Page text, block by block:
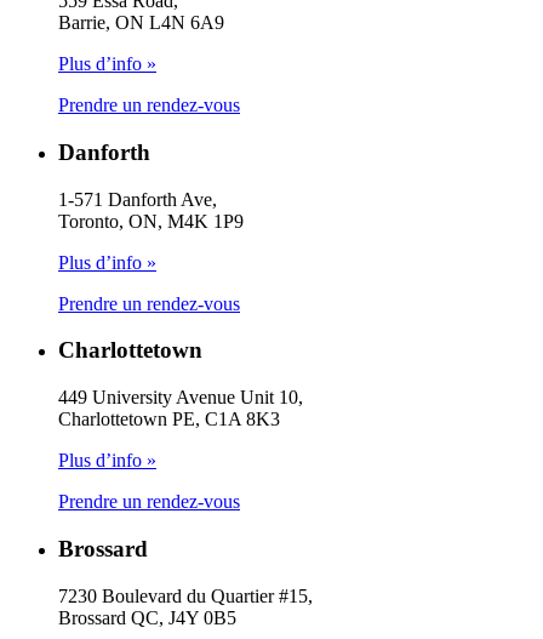
Barrie, ON L4N 6A9
Plus d’info »
Prendre un rendez-vous
Danforth
1-571 Danforth Ave,
Toronto, ON, M4K 1P9
Plus d’info »
Prendre un rendez-vous
Charlottetown
449 University Avenue Unit 10,
Charlottetown PE, C1A 8K3
Plus d’info »
Prendre un rendez-vous
Brossard
7230 Boulevard du Quartier #15,
Brossard QC, J4Y 0B5